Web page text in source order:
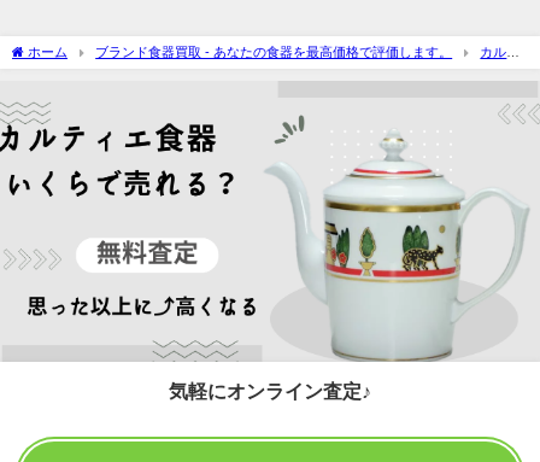
ホーム ブランド食器買取 - あなたの食器を最高価格で評価します。
カルテ
ィエ食器買取-無料査定で買取価格を今すぐチェック
気軽にオンライン査定♪